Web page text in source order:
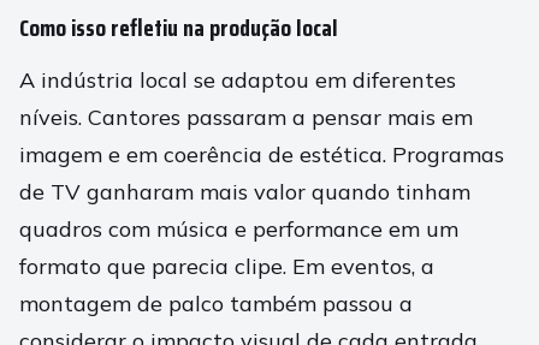
Como isso refletiu na produção local
A indústria local se adaptou em diferentes
níveis. Cantores passaram a pensar mais em
imagem e em coerência de estética. Programas
de TV ganharam mais valor quando tinham
quadros com música e performance em um
formato que parecia clipe. Em eventos, a
montagem de palco também passou a